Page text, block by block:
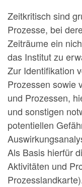
Zeitkritisch sind
Prozesse, bei
Zeiträume ein
das Institut zu
Zur Identifikation
Prozessen sowie
und Prozessen,
und sonstigen
potentiellen
Als Basis hierfür
Aktivitäten und